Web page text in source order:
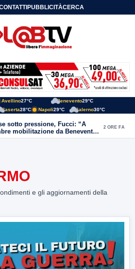
PUBBLICITÀCERCA
Avellino27°C Benevento29°C
Caserta28°C Napoli29°C Salerno30°C
sotto pressione, Fucci: “A
mobilitazione da Benevento
2 ORE FA
e gli aggiornamenti della